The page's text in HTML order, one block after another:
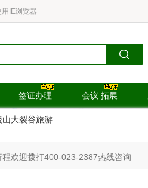
IE浏览器
签证办理 会议.拓展
山大裂谷旅游
欢迎拨打400-023-2387热线咨询